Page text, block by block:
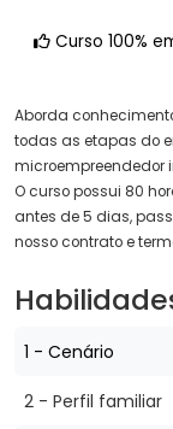
Curso 100%
Aborda
todas as etapas do
microempreendedor
O curso possui 80
antes de 5 dias,
nosso contrato e
1 - Cenário
2 - Perfil familiar